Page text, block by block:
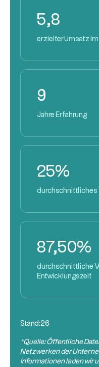
5,8
erzielter Umsatz
9
Jahre Erfahrung
25%
durchschnittliches
87,50%
durchschnittliche
Entwicklungszeit
Stand:26
*Quelle: Öffentliche
Netzwerken der
Informationen laden wir